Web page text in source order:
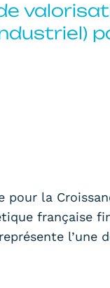
la
française
l’une